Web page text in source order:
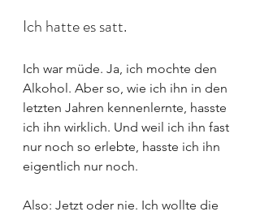
Ich hatte es satt.
Ich war müde. Ja, ich mochte den
Alkohol. Aber so, wie ich ihn in den
letzten Jahren kennenlernte, hasste
ich ihn wirklich. Und weil ich ihn fast
nur noch so erlebte, hasste ich ihn
eigentlich nur noch.
Also: Jetzt oder nie. Ich wollte die